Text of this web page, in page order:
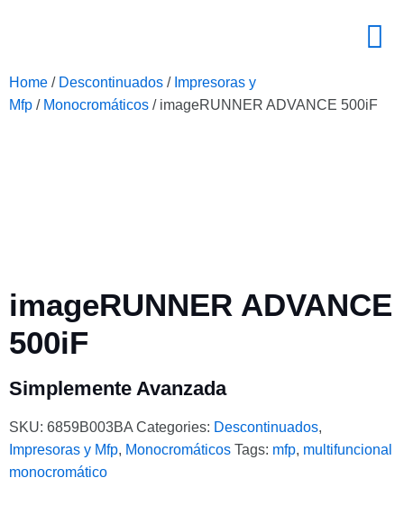
Home / Descontinuados / Impresoras y
Mfp / Monocromáticos / imageRUNNER ADVANCE 500iF
imageRUNNER ADVANCE
500iF
Simplemente Avanzada
SKU: 6859B003BA Categories: Descontinuados,
Impresoras y Mfp, Monocromáticos Tags: mfp, multifuncional
monocromático